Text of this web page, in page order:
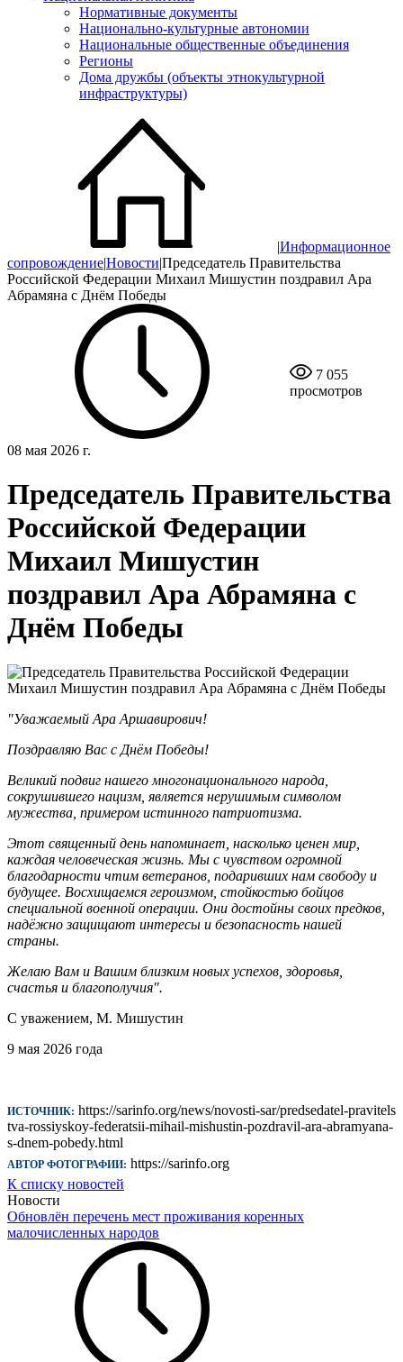
Нормативные документы
Национально-культурные автономии
Национальные общественные объединения
Регионы
Дома дружбы (объекты этнокультурной
инфраструктуры)
|Информационное
сопровождение|Новости|Председатель Правительства
Российской Федерации Михаил Мишустин поздравил Ара
Абрамяна с Днём Победы
08 мая 2026 г.
7 055
просмотров
Председатель Правительства
Российской Федерации
Михаил Мишустин
поздравил Ара Абрамяна с
Днём Победы
"Уважаемый Ара Аршавирович!
Поздравляю Вас с Днём Победы!
Великий подвиг нашего многонационального народа,
сокрушившего нацизм, является нерушимым символом
мужества, примером истинного патриотизма.
Этот священный день напоминает, насколько ценен мир,
каждая человеческая жизнь. Мы с чувством огромной
благодарности чтим ветеранов, подаривших нам свободу и
будущее. Восхищаемся героизмом, стойкостью бойцов
специальной военной операции. Они достойны своих предков,
надёжно защищают интересы и безопасность нашей
страны.
Желаю Вам и Вашим близким новых успехов, здоровья,
счастья и благополучия".
С уважением, М. Мишустин
9 мая 2026 года
ИСТОЧНИК: https://sarinfo.org/news/novosti-sar/predsedatel-pravitels
tva-rossiyskoy-federatsii-mihail-mishustin-pozdravil-ara-abramyana-
s-dnem-pobedy.html
АВТОР ФОТОГРАФИИ: https://sarinfo.org
К списку новостей
Новости
Обновлён перечень мест проживания коренных
малочисленных народов